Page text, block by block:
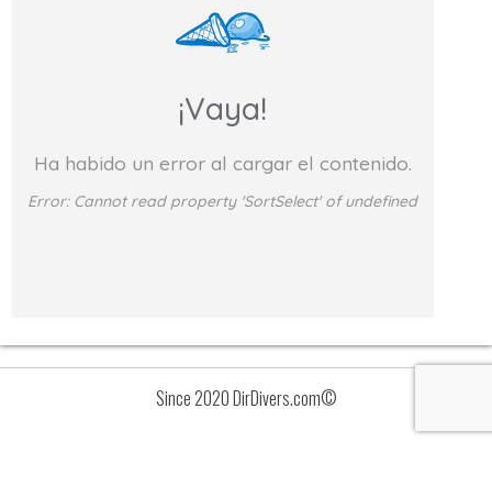
¡Vaya!
Ha habido un error al cargar el contenido.
Error: Cannot read property 'SortSelect' of undefined
Since 2020 DirDivers.com©